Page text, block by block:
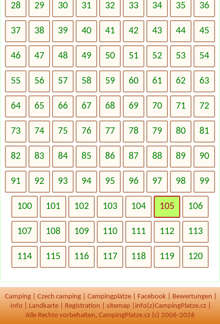
28 29 30 31 32 33 34 35 36
37 38 39 40 41 42 43 44 45
46 47 48 49 50 51 52 53 54
55 56 57 58 59 60 61 62 63
64 65 66 67 68 69 70 71 72
73 74 75 76 77 78 79 80 81
82 83 84 85 86 87 88 89 90
91 92 93 94 95 96 97 98 99
100 101 102 103 104 105 106
107 108 109 110 111 112 113
114 115 116 117 118 119 120
Camping Czech camping Campingplätze Facebook Bewertungen
Info
Landkarte Registration sitemap
info(z)CampingPlatze.cz |
Alle Rechte vorbehalten, CampingPlatze.cz (c) 2006-2026